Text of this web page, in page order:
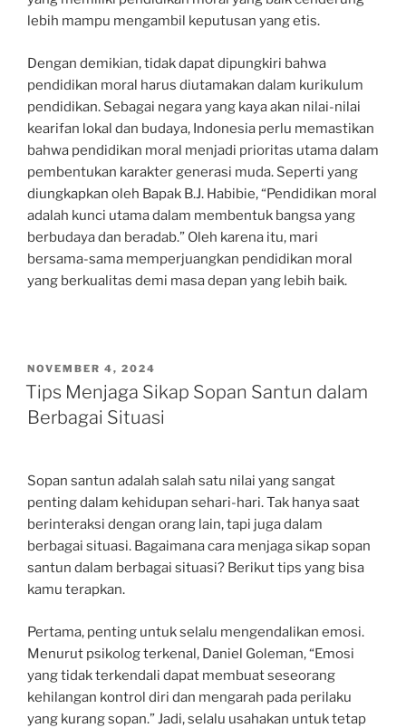
lebih mampu mengambil keputusan yang etis.
Dengan demikian, tidak dapat dipungkiri bahwa
pendidikan moral harus diutamakan dalam kurikulum
pendidikan. Sebagai negara yang kaya akan nilai-nilai
kearifan lokal dan budaya, Indonesia perlu memastikan
bahwa pendidikan moral menjadi prioritas utama dalam
pembentukan karakter generasi muda. Seperti yang
diungkapkan oleh Bapak B.J. Habibie, “Pendidikan moral
adalah kunci utama dalam membentuk bangsa yang
berbudaya dan beradab.” Oleh karena itu, mari
bersama-sama memperjuangkan pendidikan moral
yang berkualitas demi masa depan yang lebih baik.
POSTED
ON
NOVEMBER 4, 2024
Tips Menjaga Sikap Sopan Santun dalam
Berbagai Situasi
Sopan santun adalah salah satu nilai yang sangat
penting dalam kehidupan sehari-hari. Tak hanya saat
berinteraksi dengan orang lain, tapi juga dalam
berbagai situasi. Bagaimana cara menjaga sikap sopan
santun dalam berbagai situasi? Berikut tips yang bisa
kamu terapkan.
Pertama, penting untuk selalu mengendalikan emosi.
Menurut psikolog terkenal, Daniel Goleman, “Emosi
yang tidak terkendali dapat membuat seseorang
kehilangan kontrol diri dan mengarah pada perilaku
yang kurang sopan.” Jadi, selalu usahakan untuk tetap